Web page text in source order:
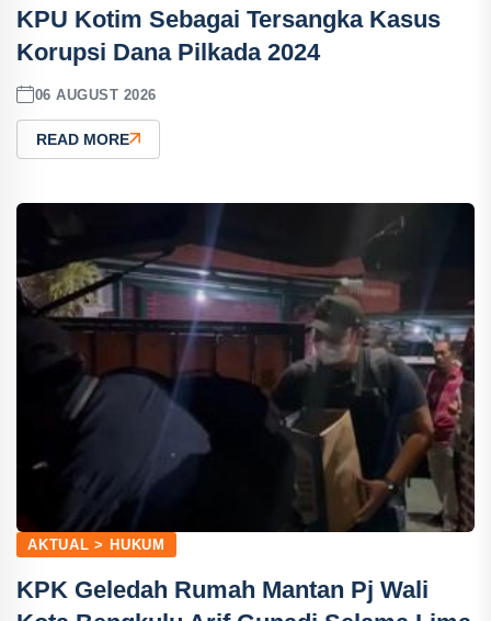
KPU Kotim Sebagai Tersangka Kasus
Korupsi Dana Pilkada 2024
06 AUGUST 2026
READ MORE
AKTUAL > HUKUM
KPK Geledah Rumah Mantan Pj Wali